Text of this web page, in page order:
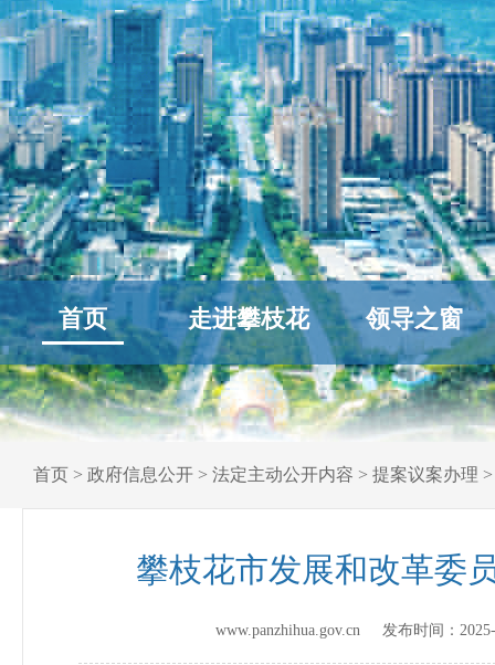
首页 走进攀枝花 领导之窗
首页 > 政府信息公开 > 法定主动公开内容 > 提案议案办理
攀枝花市发展和改革委
www.panzhihua.gov.cn 发布时间：